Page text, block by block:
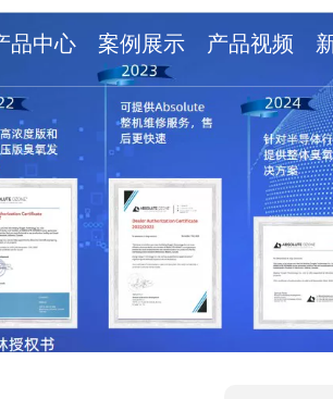
品中心 案例展示 产品视频